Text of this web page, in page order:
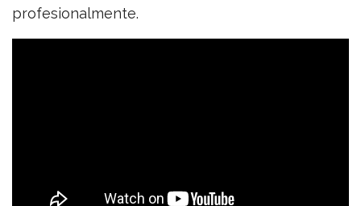
profesionalmente.